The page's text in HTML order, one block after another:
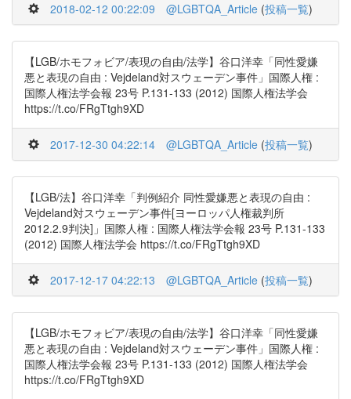
2018-02-12 00:22:09 @LGBTQA_Article (投稿一覧)
【LGB/ホモフォビア/表現の自由/法学】谷口洋幸「同性愛嫌
悪と表現の自由 : Vejdeland対スウェーデン事件」国際人権 :
国際人権法学会報 23号 P.131-133 (2012) 国際人権法学会
https://t.co/FRgTtgh9XD
2017-12-30 04:22:14 @LGBTQA_Article (投稿一覧)
【LGB/法】谷口洋幸「判例紹介 同性愛嫌悪と表現の自由 :
Vejdeland対スウェーデン事件[ヨーロッパ人権裁判所
2012.2.9判決]」国際人権 : 国際人権法学会報 23号 P.131-133
(2012) 国際人権法学会 https://t.co/FRgTtgh9XD
2017-12-17 04:22:13 @LGBTQA_Article (投稿一覧)
【LGB/ホモフォビア/表現の自由/法学】谷口洋幸「同性愛嫌
悪と表現の自由 : Vejdeland対スウェーデン事件」国際人権 :
国際人権法学会報 23号 P.131-133 (2012) 国際人権法学会
https://t.co/FRgTtgh9XD